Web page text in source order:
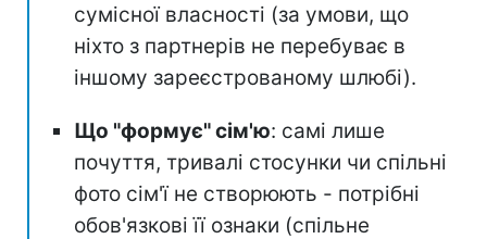
сумісної власності (за умови, що
ніхто з партнерів не перебуває в
іншому зареєстрованому шлюбі).
Що "формує" сім'ю: самі лише
почуття, тривалі стосунки чи спільні
фото сім'ї не створюють - потрібні
обов'язкові її ознаки (спільне